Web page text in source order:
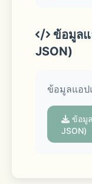
Pickup
Swing
order
car.
ข้อมูล
JSON)
ข้อมูลแอป
ข้อมู
JSON)